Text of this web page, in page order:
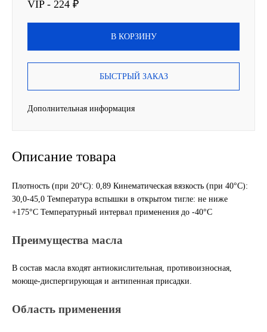
Автожидкости
Охлаждающие жидкости
Тормозные жидкости
CHEVRON
ГАЗПРОМ
РОСНЕФТЬ
VIP - 224 ₽
В КОРЗИНУ
БЫСТРЫЙ ЗАКАЗ
Дополнительная информация
Описание товара
Плотность (при 20°С): 0,89 Кинематическая вязкость (при 40°С):
30,0-45,0 Температура вспышки в открытом тигле: не ниже
+175°С Температурный интервал применения до -40°С
Преимущества масла
В состав масла входят антиокислительная, противоизносная,
моюще-диспергирующая и антипенная присадки.
Область применения